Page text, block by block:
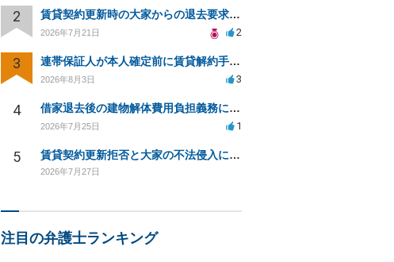
2 賃貸契約更新時の大家からの退去要求への法的対応方法は？
2026年7月21日 2
3 連帯保証人が本人確定前に賃貸解約手続きをすることに関して
2026年8月3日 3
4 借家退去後の建物解体費用負担義務についての法的相談（補足説明修正）
2026年7月25日 1
5 賃貸契約更新拒否と大家の不法侵入についての法的対処方法は？
2026年7月27日
注目の弁護士ランキング